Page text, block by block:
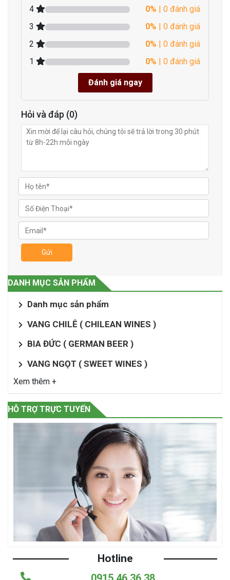
DANH MỤC SẢN PHẨM
Danh mục sản phẩm
VANG CHILÊ ( CHILEAN WINES )
BIA ĐỨC ( GERMAN BEER )
VANG NGỌT ( SWEET WINES )
Xem thêm +
HỖ TRỢ TRỰC TUYẾN
Hotline
4
0% | 0 đánh giá
3
0% | 0 đánh giá
2
0% | 0 đánh giá
1
0% | 0 đánh giá
Đánh giá ngay
Hỏi và đáp (0)
Gửi